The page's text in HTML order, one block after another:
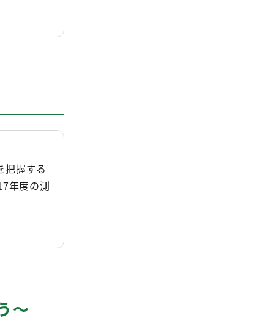
把握する
年度の測
～